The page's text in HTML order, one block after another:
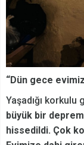
“Dün gece
Yaşadığı
büyük bir
hissedildi. Çok